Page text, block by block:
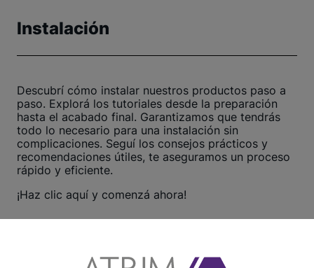
Instalación
Descubrí cómo instalar nuestros productos paso a
paso. Explorá los tutoriales desde la preparación
hasta el acabado final. Garantizamos que tendrás
todo lo necesario para una instalación sin
complicaciones. Seguí los consejos prácticos y
recomendaciones útiles, te aseguramos un proceso
rápido y eficiente.
¡Haz clic aquí y comenzá ahora!